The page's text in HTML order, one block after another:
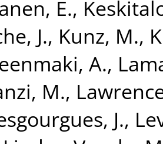
E.,
J., Kunz, M.,
A.,
M.,
J.,